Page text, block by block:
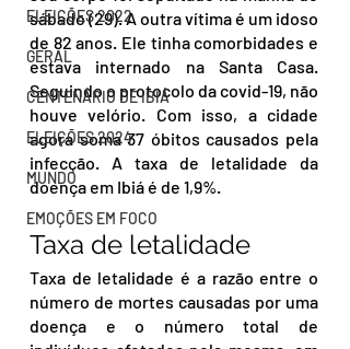
ELEIÇÕES 2022
GERAL
CENTENÁRIO DE IBIÁ
ELEIÇÕES 2024
MUNDO
EMOÇÕES EM FOCO
sábado (29). A outra vítima é um idoso
de 82 anos. Ele tinha comorbidades e
estava internado na Santa Casa.
Seguindo o protocolo da covid-19, não
houve velório. Com isso, a cidade
agora soma 37 óbitos causados pela
infecção. A taxa de letalidade da
doença em Ibiá é de 1,9%.
Taxa de letalidade
Taxa de letalidade é a razão entre o
número de mortes causadas por uma
doença e o número total de